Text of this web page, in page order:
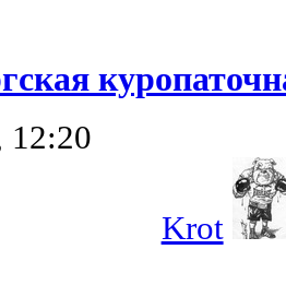
12:20
Krot